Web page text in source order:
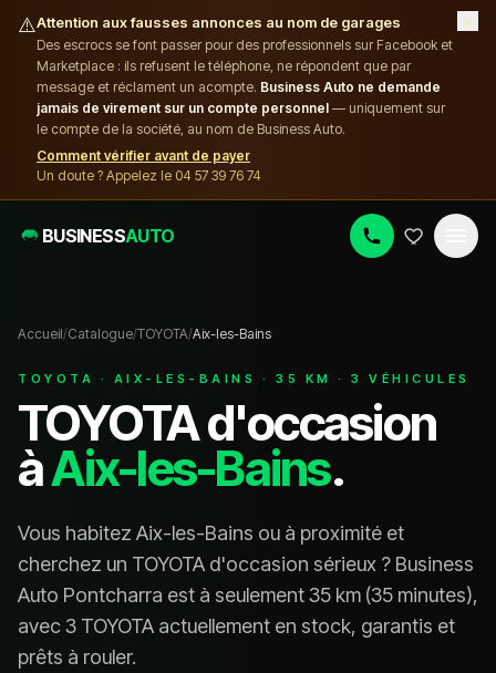
⚠️Attention aux fausses annonces au nom de garages
Des escrocs se font passer pour des professionnels sur Facebook et
Marketplace : ils refusent le téléphone, ne répondent que par
message et réclament un acompte. Business Auto ne demande
jamais de virement sur un compte personnel — uniquement sur
le compte de la société, au nom de Business Auto.
Comment vérifier avant de payer
Un doute ? Appelez le 04 57 39 76 74
×
BUSINESSAUTO
Accueil/Catalogue/TOYOTA/Aix-les-Bains
TOYOTA · AIX-LES-BAINS ·35 KM ·3 VÉHICULES
TOYOTAd'occasion
àAix-les-Bains.
Vous habitez Aix-les-Bains ou à proximité et
cherchez un TOYOTA d'occasion sérieux ? Business
Auto Pontcharra est à seulement35 km (35 minutes),
avec3 TOYOTA actuellement en stock, garantis et
prêts à rouler.